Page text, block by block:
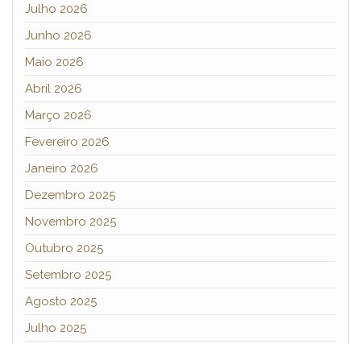
Julho 2026
Junho 2026
Maio 2026
Abril 2026
Março 2026
Fevereiro 2026
Janeiro 2026
Dezembro 2025
Novembro 2025
Outubro 2025
Setembro 2025
Agosto 2025
Julho 2025